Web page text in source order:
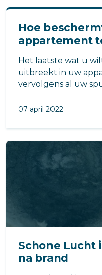
Hoe
appartement
Het laatste wat u
uitbreekt in uw
vervolgens al uw
07 april 2022
Schone Lucht
na brand